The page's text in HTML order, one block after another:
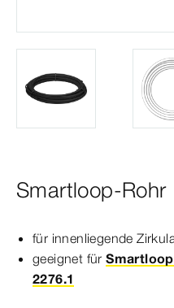
Smartloop-Rohr
für innen­liegende Zirku­
geeignet für
2276.1